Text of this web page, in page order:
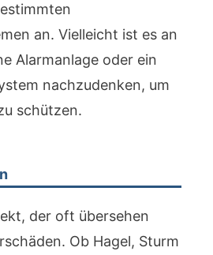
an. Vielleicht ist es an
Alarmanlage oder ein
nachzudenken, um
schützen.
der oft übersehen
Ob Hagel, Sturm